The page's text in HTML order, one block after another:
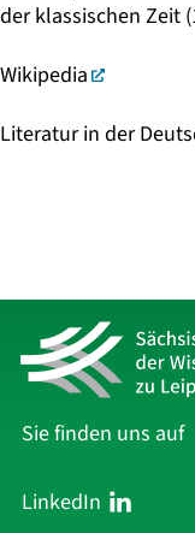
der klassischen Zeit
Wikipedia
Literatur in der
Sie finden uns auf
LinkedIn